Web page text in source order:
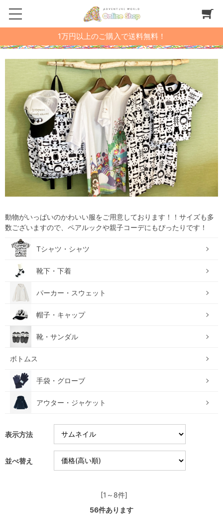
1万円以上のご購入で送料無料！
動物がいっぱいのかわいい服をご用意しております！！サイズも多
数ございますので、ペアルックや親子コーデにもぴったりです！
Tシャツ・シャツ
靴下・下着
パーカー・スウェット
帽子・キャップ
靴・サンダル
ボトムス
手袋・グローブ
アウター・ジャケット
表示方法
並べ替え
[1～8件]
56件あります